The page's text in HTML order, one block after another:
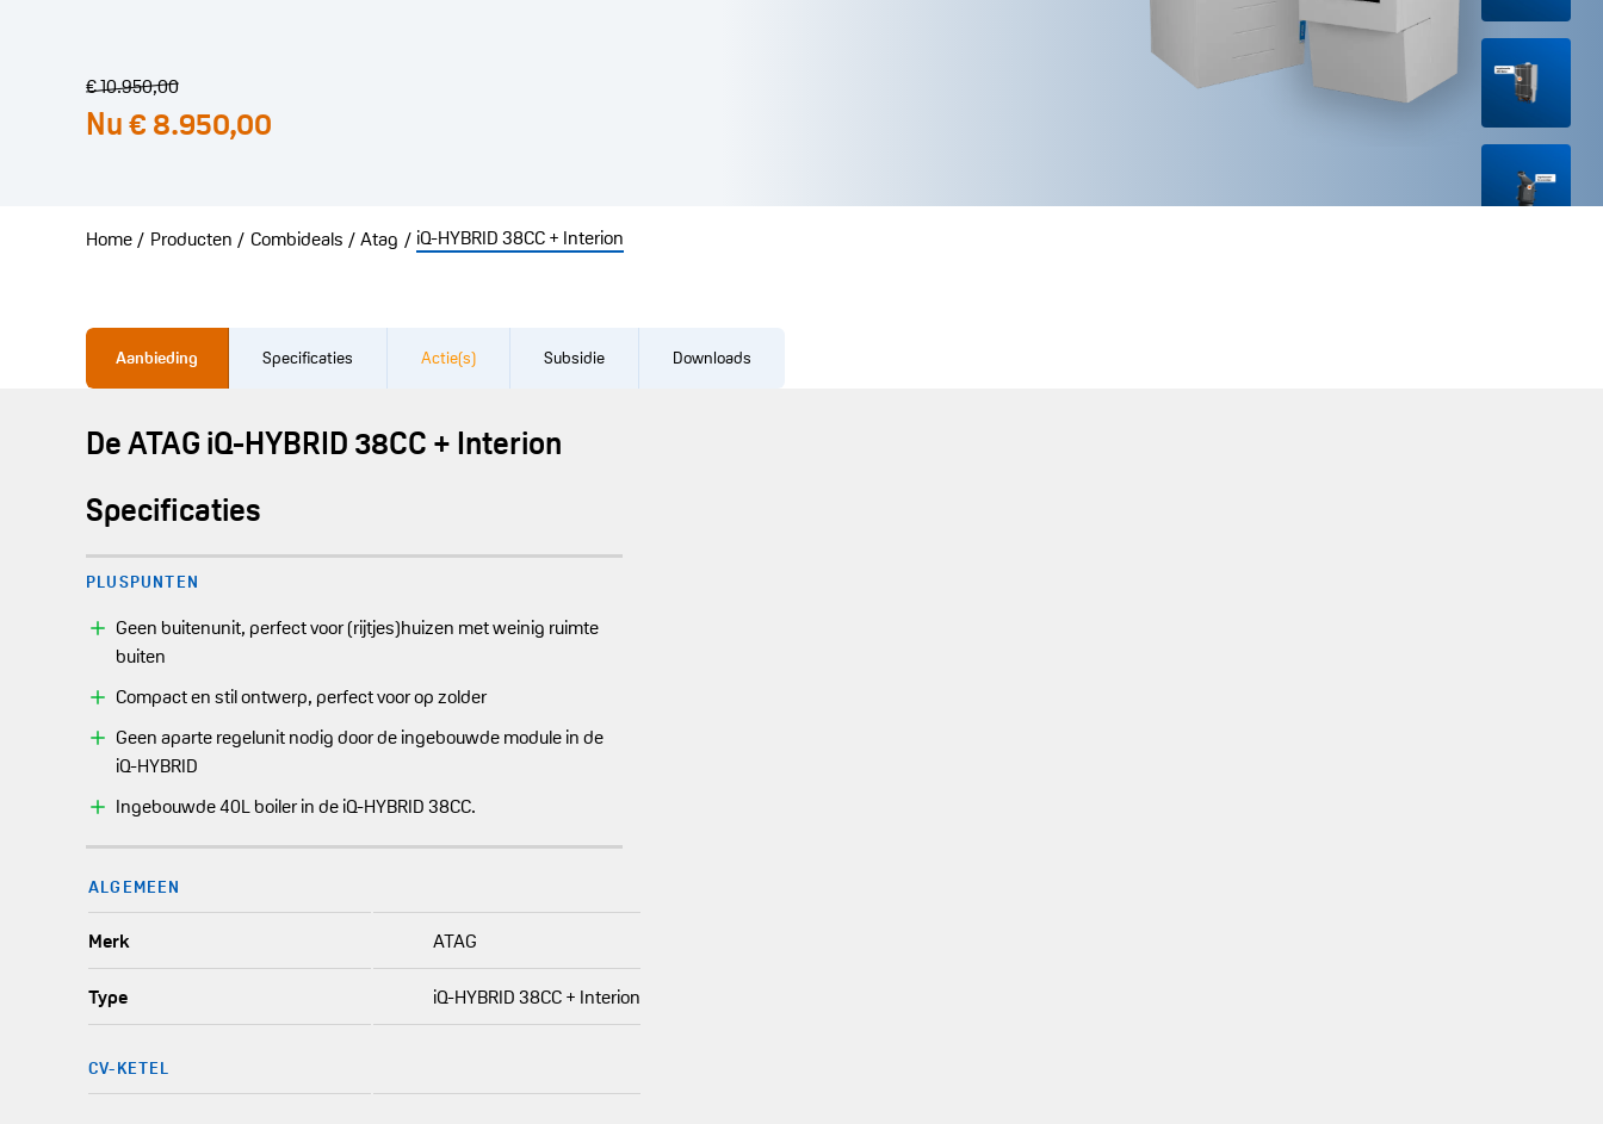
Nu€ 8.950,00
€ 10.950,00
Home / Producten / Combideals / Atag / iQ-HYBRID 38CC + Interion
Aanbieding Specificaties Actie(s) Subsidie Downloads
De ATAG iQ-HYBRID 38CC + Interion
Specificaties
PLUSPUNTEN
Geen buitenunit, perfect voor (rijtjes)huizen met weinig ruimte
buiten
Compact en stil ontwerp, perfect voor op zolder
Geen aparte regelunit nodig door de ingebouwde module in de
iQ-HYBRID
Ingebouwde 40L boiler in de iQ-HYBRID 38CC.
ALGEMEEN
Merk ATAG
Type iQ-HYBRID 38CC + Interion
CV-KETEL